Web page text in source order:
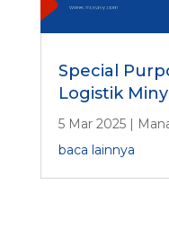
Special
Logistik
5 Mar 2025|
baca lainnya